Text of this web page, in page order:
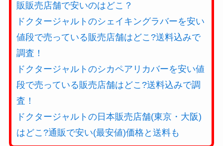
販販売店舗で安いのはどこ？
ドクタージャルトのシェイキングラバーを安い
値段で売っている販売店舗はどこ?送料込みで
調査！
ドクタージャルトのシカペアリカバーを安い値
段で売っている販売店舗はどこ?送料込みで調
査！
ドクタージャルトの日本販売店舗(東京・大阪)
はどこ?通販で安い(最安値)価格と送料も